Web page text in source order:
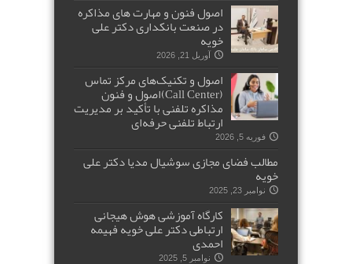
اصول فنون و مهارت های مذاکره
در صنعت بانکداری دکتر علی
خویه
آوریل 21, 2026
اصول و تکنیک‌های مرکز تماس
(Call Center)اصول و فنون
مذاکره تلفنی با تأکید بر مدیریت
ارتباط تلفنی حرفه‌ای
فوریه 5, 2026
مطالب فضای مجازی سوشیال مدیا دکتر علی
خویه
نوامبر 23, 2025
کارگاه آموزشی هوش هیجانی
ارتباطی دکتر علی خویه فهیمه
احمدی
نوامبر 5, 2025